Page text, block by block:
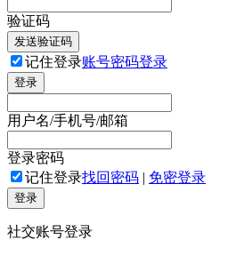
验证码
发送验证码
记住登录账号密码登录
登录
用户名/手机号/邮箱
登录密码
记住登录找回密码 | 免密登录
登录
社交账号登录